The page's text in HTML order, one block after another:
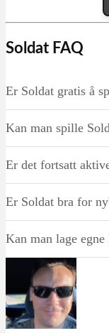
Soldat FAQ
Er Soldat gratis å
Kan man spille
Er det fortsatt
Er Soldat bra for
Kan man lage egne